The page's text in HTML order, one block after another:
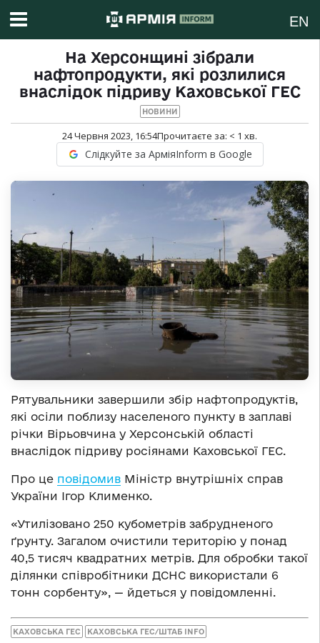
EN
На Херсонщині зібрали
нафтопродукти, які розлилися
внаслідок підриву Каховської ГЕС
НОВИНИ
24 Червня 2023, 16:54Прочитаєте за: < 1 хв.
Слідкуйте за АрміяInform в Google
Рятувальники завершили збір нафтопродуктів,
які осіли поблизу населеного пункту в заплаві
річки Вірьовчина у Херсонській області
внаслідок підриву росіянами Каховської ГЕС.
Про це повідомив Міністр внутрішніх справ
України Ігор Клименко.
«Утилізовано 250 кубометрів забрудненого
ґрунту. Загалом очистили територію у понад
40,5 тисяч квадратних метрів. Для обробки такої
ділянки співробітники ДСНС використали 6
тонн сорбенту», — йдеться у повідомленні.
КАХОВСЬКА ГЕС КАХОВСЬКА ГЕС/ШТАБ INFO